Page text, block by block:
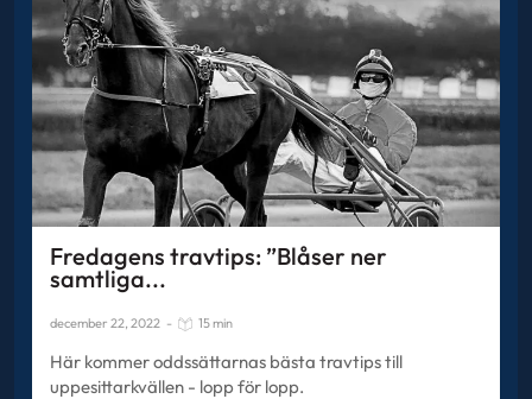
Fredagens travtips: ”Blåser ner
samtliga...
december 22, 2022 - 15 min
Här kommer oddssättarnas bästa travtips till
uppesittarkvällen - lopp för lopp.